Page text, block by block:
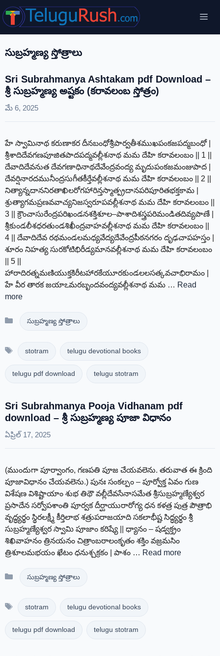
Skip
to
content
సుబ్రహ్మణ్య స్తోత్రాలు
Sri Subrahmanya Ashtakam pdf Download –
శ్రీ సుబ్రహ్మణ్య అష్టకం (కరావలంబ స్తోత్రం)
మే 6, 2025
హే స్వామినాథ కరుణాకర దీనబంధోశ్రీపార్వతీశముఖపంకజపద్మబంధో |
శ్రీశాదిదేవగణపూజితపాదపద్మవల్లీశనాథ మమ దేహి కరావలంబం || 1 ||
దేవాదిదేవనుత దేవగణాధినాథదేవేంద్రవంద్య మృదుపంకజమంజుపాద |
దేవర్షినారదమునీంద్రసుగీతకీర్తేవల్లీశనాథ మమ దేహి కరావలంబం || 2 ||
నిత్యాన్నదాననిరతాఖిలరోగహారిన్తస్మాత్ప్రదానపరిపూరితభక్తకామ |
శ్రుత్యాగమప్రణవవాచ్యనిజస్వరూపవల్లీశనాథ మమ దేహి కరావలంబం ||
3 || క్రౌంచాసురేంద్రపరిఖండనశక్తిశూల–పాశాదిశస్త్రపరిమండితదివ్యపాణే |
శ్రీకుండలీశధరతుండశిఖీంద్రవాహవల్లీశనాథ మమ దేహి కరావలంబం ||
4 || దేవాదిదేవ రథమండలమధ్యవేద్యదేవేంద్రపీఠనగరం దృఢచాపహస్తం |
శూరం నిహత్య సురకోటిభిరీడ్యమానవల్లీశనాథ మమ దేహి కరావలంబం
|| 5 ||
హారాదిరత్నమణియుక్తకిరీటహారకేయూరకుండలలసత్కవచాభిరామం |
హే వీర తారక జయాఽమరబృందవంద్యవల్లీశనాథ మమ … Read
more
Categories
సుబ్రహ్మణ్య స్తోత్రాలు
Tagsstotram telugu devotional books
telugu pdf download telugu stotram
Sri Subrahmanya Pooja Vidhanam pdf
download – శ్రీ సుబ్రహ్మణ్య పూజా విధానం
ఏప్రిల్ 17, 2025
(ముందుగా పూర్వాంగం, గణపతి పూజ చేయవలెను. తరువాత ఈ క్రింది
పూజావిధానం చేయవలెను.) పునః సంకల్పం – పూర్వోక్త ఏవం గుణ
విశేషణ విశిష్టాయాం శుభ తిథౌ వల్లీదేవసేనాసమేత శ్రీసుబ్రహ్మణ్యేశ్వర
ప్రసాదేన సర్వోపశాంతి పూర్వక దీర్ఘాయురారోగ్య ధన కళత్ర పుత్ర పౌత్రాభి
వృద్ధ్యర్థం స్థిరలక్ష్మీ కీర్తిలాభ శత్రుపరాజయాది సకలాభీష్ట సిద్ధ్యర్థం శ్రీ
సుబ్రహ్మణ్యేశ్వర స్వామి పూజాం కరిష్యే || ధ్యానం – షడ్వక్త్రం
శిఖివాహనం త్రినయనం చిత్రాంబరాలంకృతం శక్తిం వజ్రమసిం
త్రిశూలమభయం ఖేటం ధనుశ్చక్రకం | పాశం … Read more
Categories
సుబ్రహ్మణ్య స్తోత్రాలు
Tagsstotram telugu devotional books
telugu pdf download telugu stotram